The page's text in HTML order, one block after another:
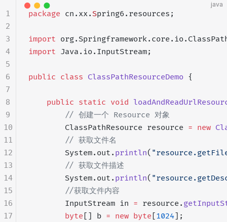
java
package cn.xx. Spring6.resources;
import
import Java.io.InputStream;
public class ClassPathResourceDemo {
    public
static void
        // 创建一个 Resource 对象
        ClassPathResource resource
= new
        // 获取文件名
        System.out.
println(
        // 获取文件描述
        System.out.
println(
        //获取文件内容
        InputStream in
= resource.
        byte
[] b = new byte [1024];
1
2
3
4
5
6
7
8
9
10
11
12
13
14
15
16
17